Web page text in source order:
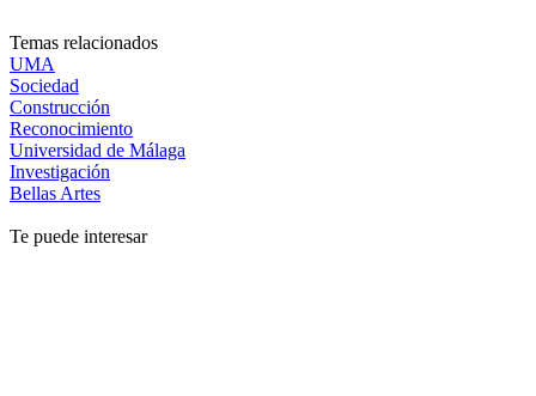
Temas relacionados
UMA
Sociedad
Construcción
Reconocimiento
Universidad de Málaga
Investigación
Bellas Artes
Te puede interesar